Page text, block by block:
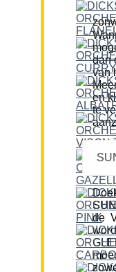
Ons
dan
van
en
te
de